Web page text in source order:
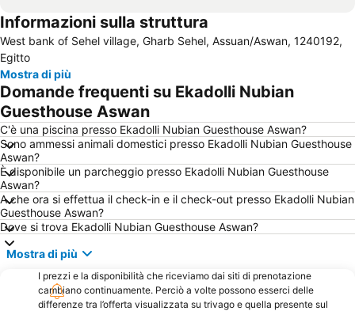
Informazioni sulla struttura
West bank of Sehel village, Gharb Sehel, Assuan/Aswan, 1240192,
Egitto
Mostra di più
Domande frequenti su Ekadolli Nubian
Guesthouse Aswan
C'è una piscina presso Ekadolli Nubian Guesthouse Aswan?
Sono ammessi animali domestici presso Ekadolli Nubian Guesthouse
Aswan?
È disponibile un parcheggio presso Ekadolli Nubian Guesthouse
Aswan?
A che ora si effettua il check-in e il check-out presso Ekadolli Nubian
Guesthouse Aswan?
Dove si trova Ekadolli Nubian Guesthouse Aswan?
Mostra di più
I prezzi e la disponibilità che riceviamo dai siti di prenotazione
cambiano continuamente. Perciò a volte possono esserci delle
differenze tra l’offerta visualizzata su trivago e quella presente sul